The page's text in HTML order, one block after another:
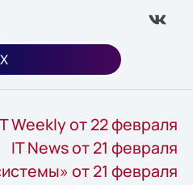
Weekly от 22 февраля
IT News от 21 февраля
от 21 февраля